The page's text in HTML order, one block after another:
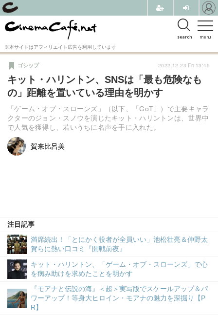
menu
search
※本サイトはアフィリエイト広告を利用しています
キット・ハリントン、SNSは「最も危険なも
の」距離を置いている理由を明かす
「ゲーム・オブ・スローンズ」（以下、「GoT」）で主要キャラ
クターのジョン・スノウを演じたキット・ハリントンは、世界中
で人気を獲得し、若いうちに名声を手に入れた。
ゴシップ
賀来比呂美
賀来比呂美
注目記事
満席続出！「とにかく役者が全員いい」池松壮亮＆仲野太
賀らに熱い口コミ『開戦前夜』
キット・ハリントン、「ゲーム・オブ・スローンズ」で心
を病み助けを求めたことを明かす
『モアナと伝説の海』＜超＞実写版でスケールアップ＆パ
ワーアップ！等身大ヒロイン・モアナの魅力を深掘り【P
R】
2022.12.23 Fri 13:45